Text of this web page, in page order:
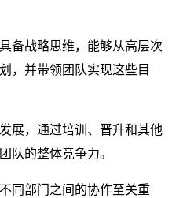
备战略思维，能够从高层次
，并带领团队实现这些目
展，通过培训、晋升和其他
队的整体竞争力。
同部门之间的协作至关重